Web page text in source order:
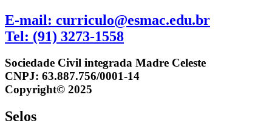
E-mail: curriculo@esmac.edu.br
Tel: (91) 3273-1558​
Sociedade Civil integrada Madre Celeste
CNPJ: 63.887.756/0001-14
Copyright© 2025
Selos